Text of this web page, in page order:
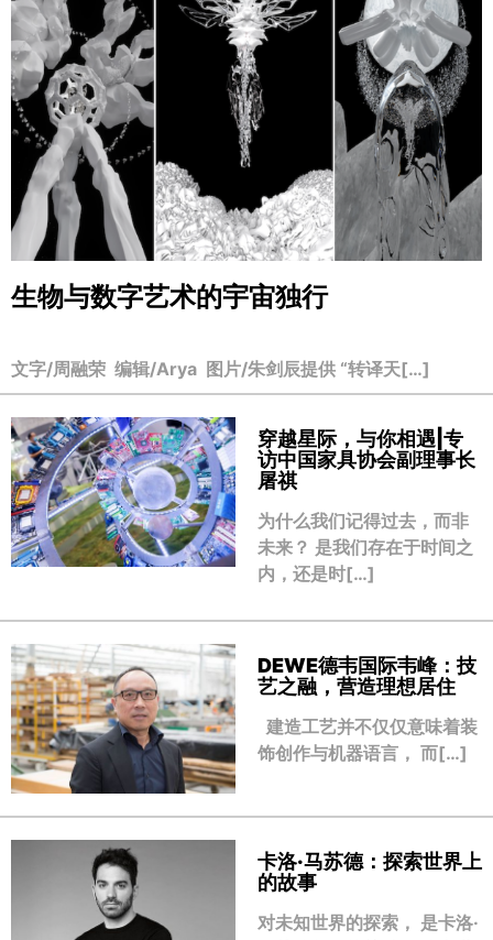
生物与数字艺术的宇宙独行
文字/周融荣 编辑/Arya 图片/朱剑辰提供 “转译天[…]
穿越星际，与你相遇|专
访中国家具协会副理事长
屠祺
为什么我们记得过去，而非
未来？ 是我们存在于时间之
内，还是时[…]
DEWE德韦国际韦峰：技
艺之融，营造理想居住
建造工艺并不仅仅意味着装
饰创作与机器语言， 而[…]
卡洛·马苏德：探索世界上
的故事
对未知世界的探索， 是卡洛·